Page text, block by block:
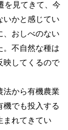
を見てきて、今
いかと感じてい
、おしべのない
。不自然な種は
映してくるので
法から有機農業
機でも投入する
まれてきてい